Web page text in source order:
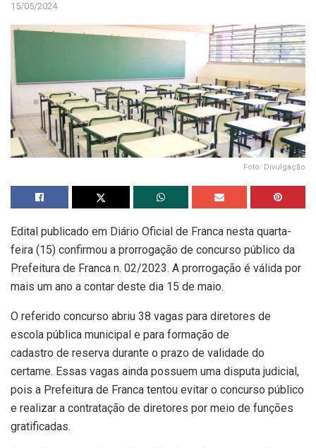
15/05/2024
Foto: Divulgação
Edital publicado em Diário Oficial de Franca nesta quarta-
feira (15) confirmou a prorrogação de concurso público da
Prefeitura de Franca n. 02/2023. A prorrogação é válida por
mais um ano a contar deste dia 15 de maio.
O referido concurso abriu 38 vagas para diretores de
escola pública municipal e para formação de
cadastro de reserva durante o prazo de validade do
certame. Essas vagas ainda possuem uma disputa judicial,
pois a Prefeitura de Franca tentou evitar o concurso público
e realizar a contratação de diretores por meio de funções
gratificadas.